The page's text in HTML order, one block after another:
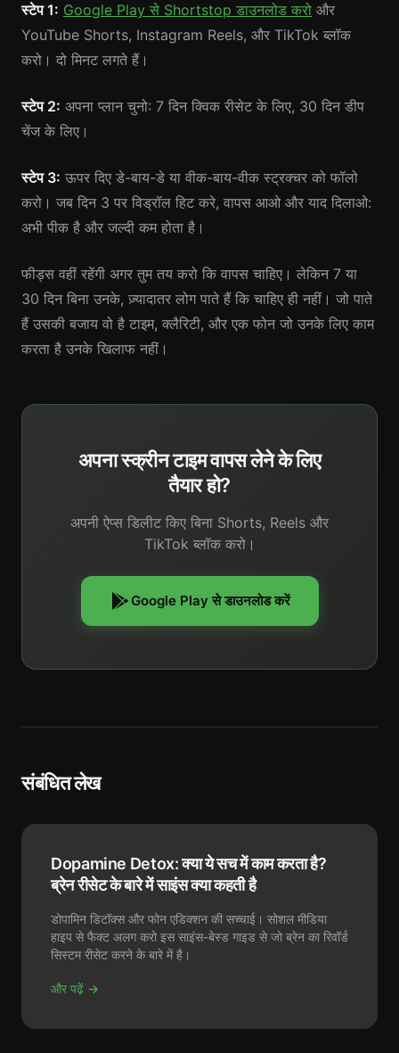
स्टेप 1: Google Play से Shortstop डाउनलोड करो और
YouTube Shorts, Instagram Reels, और TikTok ब्लॉक
करो। दो मिनट लगते हैं।
स्टेप 2: अपना प्लान चुनो: 7 दिन क्विक रीसेट के लिए, 30 दिन डीप
चेंज के लिए।
स्टेप 3: ऊपर दिए डे-बाय-डे या वीक-बाय-वीक स्ट्रक्चर को फॉलो
करो। जब दिन 3 पर विड्रॉल हिट करे, वापस आओ और याद दिलाओ:
अभी पीक है और जल्दी कम होता है।
फीड्स वहीं रहेंगी अगर तुम तय करो कि वापस चाहिए। लेकिन 7 या
30 दिन बिना उनके, ज़्यादातर लोग पाते हैं कि चाहिए ही नहीं। जो पाते
हैं उसकी बजाय वो है टाइम, क्लैरिटी, और एक फोन जो उनके लिए काम
करता है उनके खिलाफ नहीं।
अपना स्क्रीन टाइम वापस लेने के लिए
तैयार हो?
अपनी ऐप्स डिलीट किए बिना Shorts, Reels और
TikTok ब्लॉक करो।
Google Play से डाउनलोड करें
संबंधित लेख
Dopamine Detox: क्या ये सच में काम करता है?
ब्रेन रीसेट के बारे में साइंस क्या कहती है
डोपामिन डिटॉक्स और फोन एडिक्शन की सच्चाई। सोशल मीडिया
हाइप से फैक्ट अलग करो इस साइंस-बेस्ड गाइड से जो ब्रेन का रिवॉर्ड
सिस्टम रीसेट करने के बारे में है।
और पढ़ें →